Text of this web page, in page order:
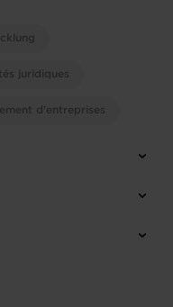
juridiques
d'entreprises